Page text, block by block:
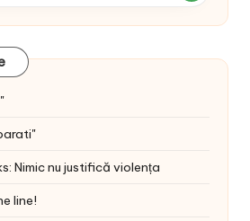
Nimic nu justifică violența
line!